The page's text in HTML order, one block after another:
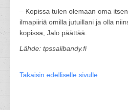
– Kopissa tulen olemaan oma
ilmapiiriä omilla jutuillani ja olla
kopissa, Jalo päättää.
Lähde: tpssalibandy.fi
Takaisin edelliselle sivulle